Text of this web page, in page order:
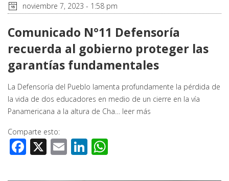
noviembre 7, 2023 - 1:58 pm
Comunicado N°11 Defensoría
recuerda al gobierno proteger las
garantías fundamentales
La Defensoría del Pueblo lamenta profundamente la pérdida de
la vida de dos educadores en medio de un cierre en la vía
Panamericana a la altura de Cha… leer más
Comparte esto:
Facebook
X EmailLinkedIn